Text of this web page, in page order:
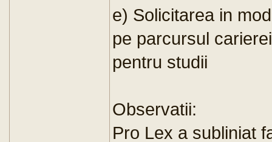
e) Solicitarea in
pe parcursul
pentru studii
Observatii:
Pro Lex a subliniat